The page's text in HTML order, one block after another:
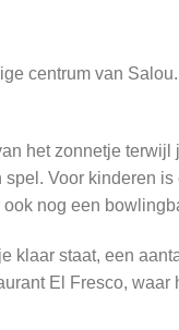
centrum van
het zonnetje
Voor kinderen is
nog een
klaar staat, een
El Fresco, waar